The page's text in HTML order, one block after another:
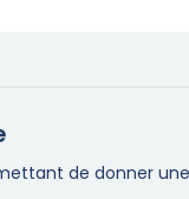
de donner